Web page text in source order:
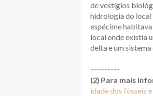
de vestígios
hidrologia do local
espécime habitava
local onde existia
delta e um
----------
(2) Para mais
idade dos fósseis